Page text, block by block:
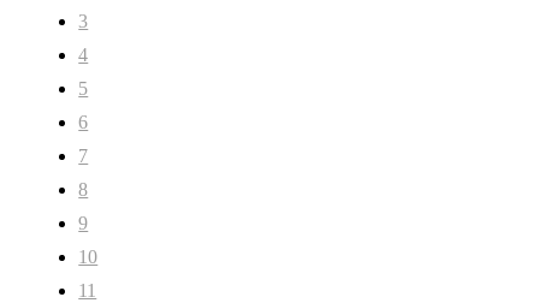
3
4
5
6
7
8
9
10
11